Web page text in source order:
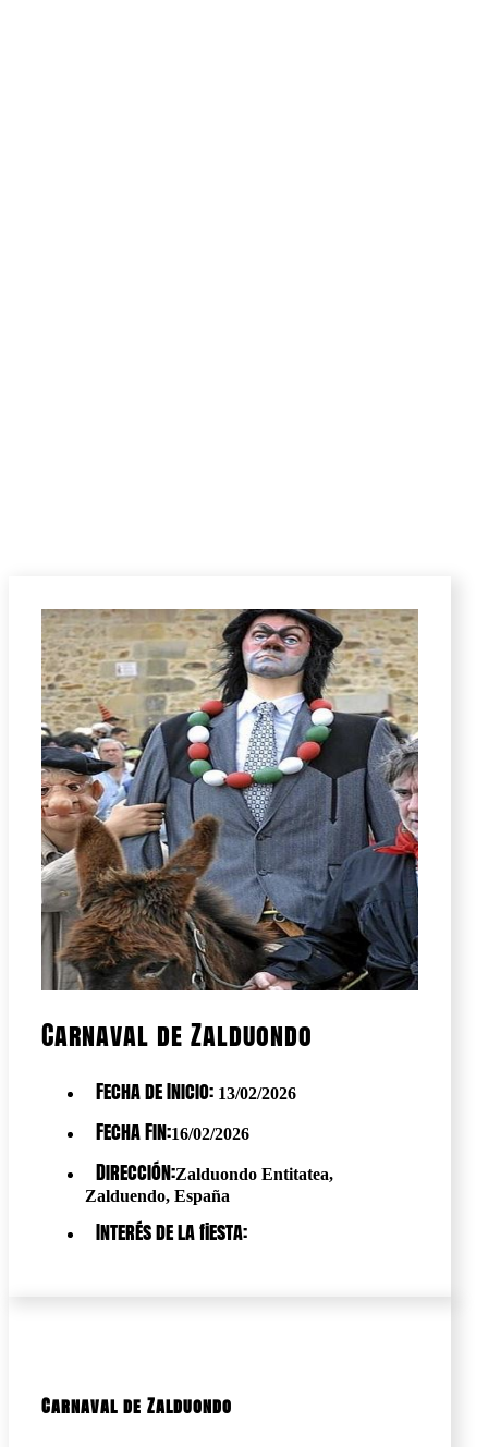
Carnaval de Zalduondo
Fecha de Inicio: 13/02/2026
Fecha Fin:16/02/2026
Dirección:Zalduondo Entitatea,
Zalduendo, España
Interés de la fiesta:
Carnaval de Zalduondo